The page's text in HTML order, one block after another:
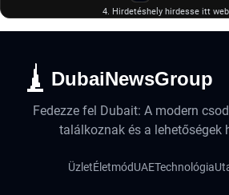
4. Hirdetéshely hirdesse itt
DubaiNewsGroup
Fedezze fel Dubait: A modern
találkoznak és a lehetőségek
ÜzletÉletmódUAETechnológia